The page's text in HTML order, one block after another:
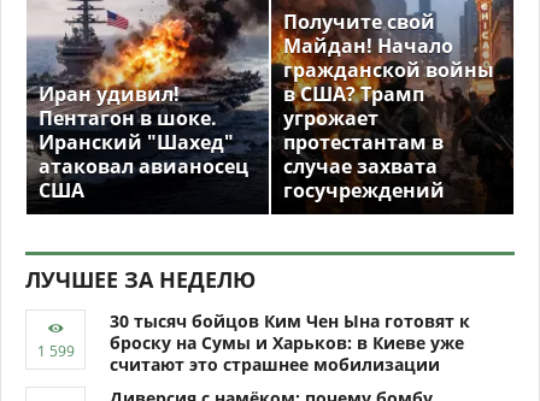
Иран удивил!
Пентагон в шоке.
Иранский "Шахед"
атаковал авианосец
США
Получите свой
Майдан! Начало
гражданской войны
в США? Трамп
угрожает
протестантам в
случае захвата
госучреждений
ЛУЧШЕЕ ЗА НЕДЕЛЮ
30 тысяч бойцов Ким Чен Ына готовят к
броску на Сумы и Харьков: в Киеве уже
считают это страшнее мобилизации